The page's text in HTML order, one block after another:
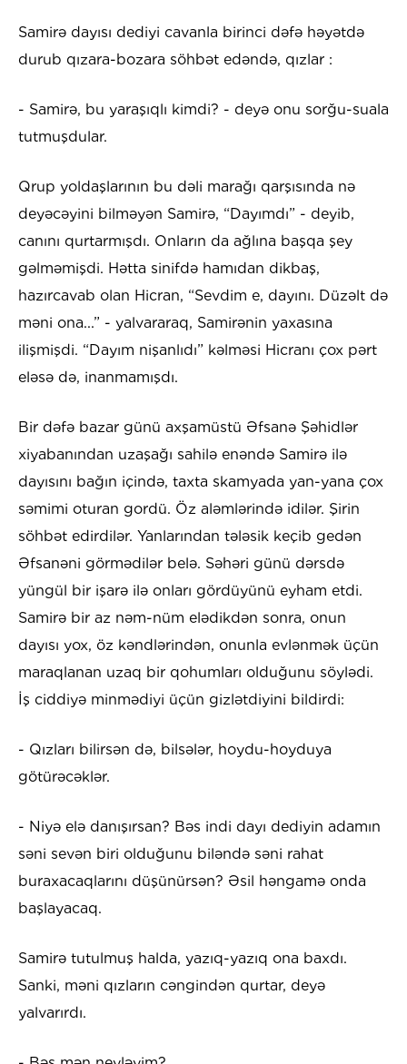
Samirə dayısı dediyi cavanla birinci dəfə həyətdə
durub qızara-bozara söhbət edəndə, qızlar :
- Samirə, bu yaraşıqlı kimdi? - deyə onu sorğu-suala
tutmuşdular.
Qrup yoldaşlarının bu dəli marağı qarşısında nə
deyəcəyini bilməyən Samirə, “Dayımdı” - deyib,
canını qurtarmışdı. Onların da ağlına başqa şey
gəlməmişdi. Hətta sinifdə hamıdan dikbaş,
hazırcavab olan Hicran, “Sevdim e, dayını. Düzəlt də
məni ona...” - yalvararaq, Samirənin yaxasına
ilişmişdi. “Dayım nişanlıdı” kəlməsi Hicranı çox pərt
eləsə də, inanmamışdı.
Bir dəfə bazar günü axşamüstü Əfsanə Şəhidlər
xiyabanından uzaşağı sahilə enəndə Samirə ilə
dayısını bağın içində, taxta skamyada yan-yana çox
səmimi oturan gordü. Öz aləmlərində idilər. Şirin
söhbət edirdilər. Yanlarından tələsik keçib gedən
Əfsanəni görmədilər belə. Səhəri günü dərsdə
yüngül bir işarə ilə onları gördüyünü eyham etdi.
Samirə bir az nəm-nüm elədikdən sonra, onun
dayısı yox, öz kəndlərindən, onunla evlənmək üçün
maraqlanan uzaq bir qohumları olduğunu söylədi.
İş ciddiyə minmədiyi üçün gizlətdiyini bildirdi:
- Qızları bilirsən də, bilsələr, hoydu-hoyduya
götürəcəklər.
- Niyə elə danışırsan? Bəs indi dayı dediyin adamın
səni sevən biri olduğunu biləndə səni rahat
buraxacaqlarını düşünürsən? Əsil həngamə onda
başlayacaq.
Samirə tutulmuş halda, yazıq-yazıq ona baxdı.
Sanki, məni qızların cəngindən qurtar, deyə
yalvarırdı.